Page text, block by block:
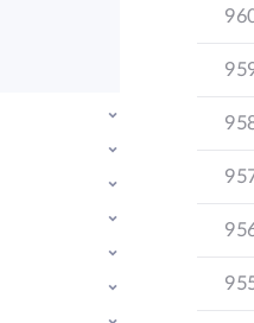
이용안내
행사 및 프로그
문화체육시설
공원녹지현황
단체안내
동대문문화재단